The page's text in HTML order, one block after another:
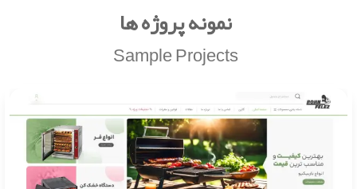
نمونه پروژه ها
Sample Projects